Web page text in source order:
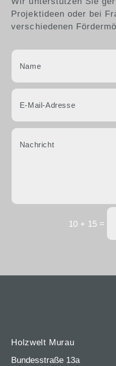
Projektideen oder bei
verschiedenen
10 + 15=
Holzwelt Murau
Bundesstraße 13a